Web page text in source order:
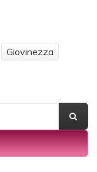
Giovinezza